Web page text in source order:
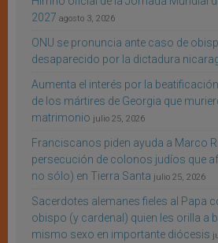
2027 agosto 3, 2026
ONU se pronuncia ante caso de
desaparecido por la dictadura
Aumenta el interés por la
de los mártires de Georgia que
matrimonio julio 25, 2026
Franciscanos piden ayuda a Marco
persecución de colonos judíos que
no sólo) en Tierra Santa julio 25, 2026
Sacerdotes alemanes fieles al Papa
obispo (y cardenal) quien les orilla a
mismo sexo en importante diócesis